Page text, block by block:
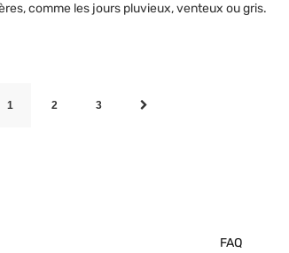
comme les jours pluvieux, venteux ou gris.
1 2 3
FAQ